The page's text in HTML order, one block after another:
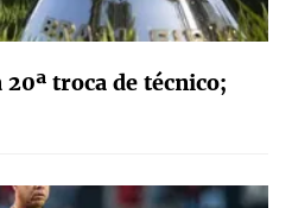
troca de técnico;